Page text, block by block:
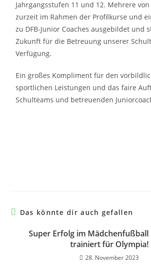
Jahrgangsstufen 11 und 12. Mehrere
zurzeit im Rahmen der Profilkurse und
zu DFB-Junior Coaches ausgebildet und
Zukunft für die Betreuung unserer
Verfügung.
Ein großes Kompliment für den
sportlichen Leistungen und das faire
Schulteams und betreuenden
Das könnte dir auch gefallen
Super Erfolg im Mädchenfußball
trainiert für Olympia!
28. November 2023